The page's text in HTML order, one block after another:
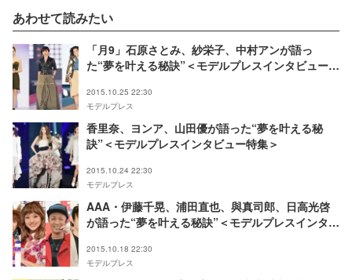
あわせて読みたい
「月9」石原さとみ、紗栄子、中村アンが語っ
た“夢を叶える秘訣”＜モデルプレスインタビュー特
2015.10.25 22:30
モデルプレス
香里奈、ヨンア、山田優が語った“夢を叶える秘
訣”＜モデルプレスインタビュー特集＞
2015.10.24 22:30
モデルプレス
AAA・伊藤千晃、浦田直也、與真司郎、日高光啓
が語った“夢を叶える秘訣”＜モデルプレスインタビ
2015.10.18 22:30
モデルプレス